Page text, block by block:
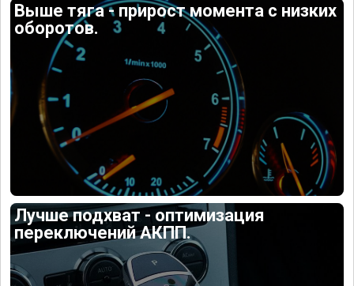
Выше тяга - прирост момента с низких
оборотов.
Лучше подхват - оптимизация
переключений АКПП.